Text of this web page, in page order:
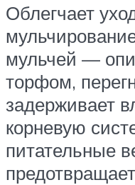
Облегчает
мульчей —
торфом,
задерживает
корневую
питательные